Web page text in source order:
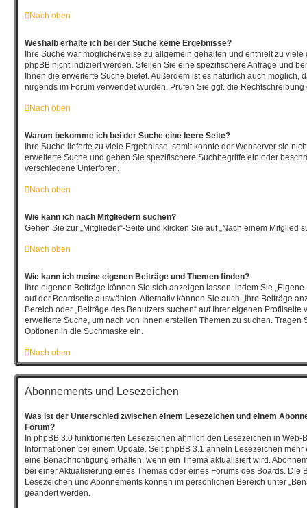
Nach oben
Weshalb erhalte ich bei der Suche keine Ergebnisse?
Ihre Suche war möglicherweise zu allgemein gehalten und enthielt zu viele
phpBB nicht indiziert werden. Stellen Sie eine spezifischere Anfrage und
Ihnen die erweiterte Suche bietet. Außerdem ist es natürlich auch möglich,
nirgends im Forum verwendet wurden. Prüfen Sie ggf. die Rechtschreibung
Nach oben
Warum bekomme ich bei der Suche eine leere Seite?
Ihre Suche lieferte zu viele Ergebnisse, somit konnte der Webserver sie
erweiterte Suche und geben Sie spezifischere Suchbegriffe ein oder
verschiedene Unterforen.
Nach oben
Wie kann ich nach Mitgliedern suchen?
Gehen Sie zur „Mitglieder“-Seite und klicken Sie auf „Nach einem Mitglied
Nach oben
Wie kann ich meine eigenen Beiträge und Themen finden?
Ihre eigenen Beiträge können Sie sich anzeigen lassen, indem Sie
auf der Boardseite auswählen. Alternativ können Sie auch „Ihre Beiträge
Bereich oder „Beiträge des Benutzers suchen“ auf Ihrer eigenen Profilseite
erweiterte Suche, um nach von Ihnen erstellen Themen zu suchen. Tragen
Optionen in die Suchmaske ein.
Nach oben
Abonnements und Lesezeichen
Was ist der Unterschied zwischen einem Lesezeichen und einem
Forum?
In phpBB 3.0 funktionierten Lesezeichen ähnlich den Lesezeichen in Web-
Informationen bei einem Update. Seit phpBB 3.1 ähneln Lesezeichen
eine Benachrichtigung erhalten, wenn ein Thema aktualisiert wird.
bei einer Aktualisierung eines Themas oder eines Forums des Boards. Die
Lesezeichen und Abonnements können im persönlichen Bereich unter
geändert werden.